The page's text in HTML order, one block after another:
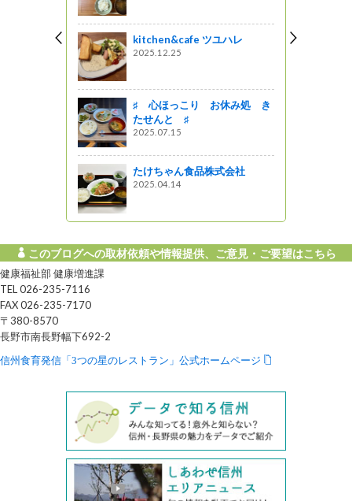
kitchen&cafe ツユハレ
2025.12.25
♯ 心ほっこり お休み処 き
たせんと ♯
2025.07.15
たけちゃん食品株式会社
2025.04.14
このブログへの取材依頼や情報提供、ご意見・ご要望はこちら
健康福祉部 健康増進課
TEL 026-235-7116
FAX 026-235-7170
〒380-8570
長野市南長野幅下692-2
信州食育発信「3つの星のレストラン」公式ホームページ